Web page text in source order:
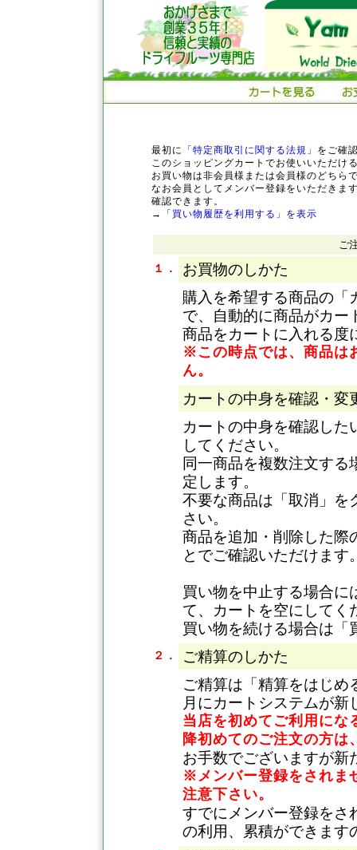
最初に 「特定商取引に関する法規」 をご確
このショッピングカートでお使いいただけ
お買い物は非会員様または会員様のどちら
なお会員としてメンバー登録をいただきま
確認できます。
→
「買い物履歴を利用する」を表示
ご
１．
お買物のしかた
購入を希望する商品の「
で、自動的に商品がカー
商品をカートに入れる度
※この時点では、商品は
ん。
カートの中身を確認・変
カートの中身を確認した
してください。
同一商品を複数注文す
定します。
不要な商品は「取消」を
さい。
商品を追加・削除した際
とでご確認いただけます
買い物を中止する場合に
て、カートを空にしてく
買い物を続ける場合は「
２．
ご精算のしかた
ご精算は「精算をはじめ
月にカートシステムが新
当店を初めてご利用にな
降初めてのご注文の方は
お手数でございますが新
※メンバー登録をされま
注意下さい。
すでにメンバー登録をさ
の利用、累積ができます